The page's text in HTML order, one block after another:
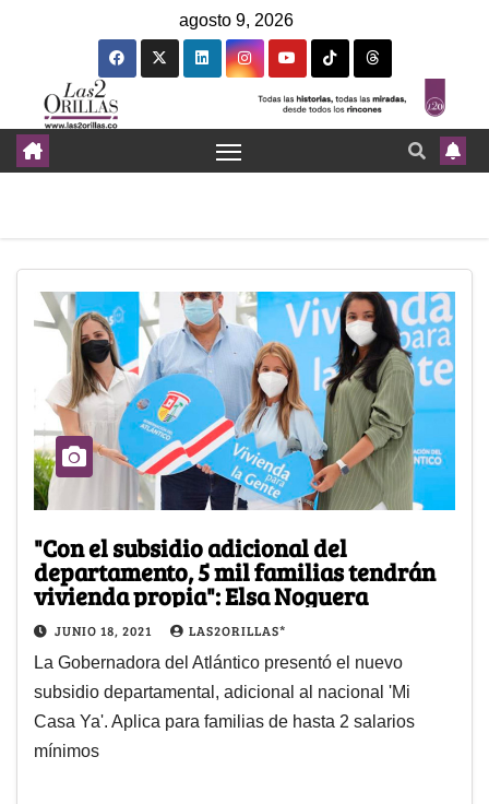
agosto 9, 2026
"Con el subsidio adicional del
departamento, 5 mil familias tendrán
vivienda propia": Elsa Noguera
JUNIO 18, 2021 LAS2ORILLAS*
La Gobernadora del Atlántico presentó el nuevo
subsidio departamental, adicional al nacional 'Mi
Casa Ya'. Aplica para familias de hasta 2 salarios
mínimos